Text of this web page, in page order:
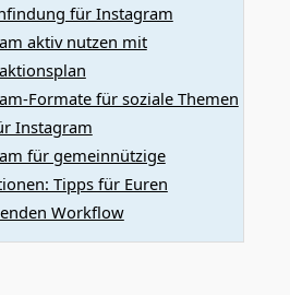
für Instagram
aktiv nutzen mit
Formate für soziale Themen
Instagram
für gemeinnützige
Tipps für Euren
Workflow